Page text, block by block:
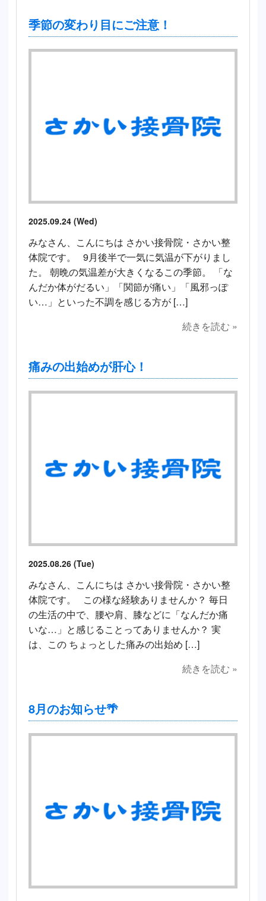
季節の変わり目にご注意！
2025.09.24 (Wed)
みなさん、こんにちは さかい接骨院・さかい整
体院です。 9月後半で一気に気温が下がりまし
た。 朝晩の気温差が大きくなるこの季節。 「な
んだか体がだるい」「関節が痛い」「風邪っぽ
い…」といった不調を感じる方が […]
続きを読む »
痛みの出始めが肝心！
2025.08.26 (Tue)
みなさん、こんにちは さかい接骨院・さかい整
体院です。 この様な経験ありませんか？ 毎日
の生活の中で、腰や肩、膝などに「なんだか痛
いな…」と感じることってありませんか？ 実
は、この ちょっとした痛みの出始め […]
続きを読む »
8月のお知らせ🌴